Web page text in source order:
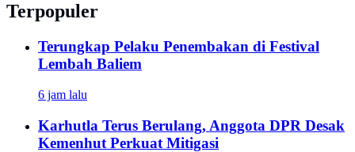
Terpopuler
Terungkap Pelaku Penembakan di Festival
Lembah Baliem
6 jam lalu
Karhutla Terus Berulang, Anggota DPR Desak
Kemenhut Perkuat Mitigasi